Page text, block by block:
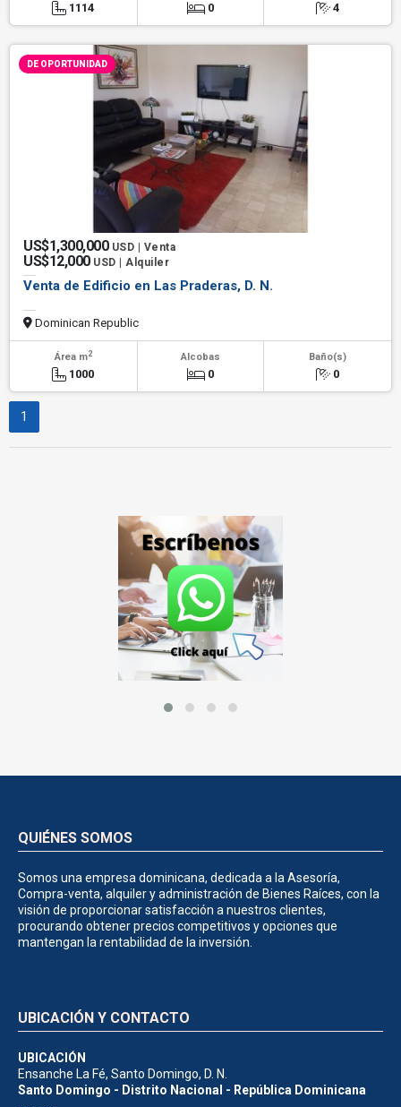
1114 0 4
DE OPORTUNIDAD
US$1,300,000 USD | Venta
US$12,000 USD | Alquiler
Venta de Edificio en Las Praderas, D. N.
Dominican Republic
Área m2
1000
Alcobas
0
Baño(s)
0
1
QUIÉNES SOMOS
Somos una empresa dominicana, dedicada a la Asesoría,
Compra-venta, alquiler y administración de Bienes Raíces, con la
visión de proporcionar satisfacción a nuestros clientes,
procurando obtener precios competitivos y opciones que
mantengan la rentabilidad de la inversión.
UBICACIÓN Y CONTACTO
UBICACIÓN
Ensanche La Fé, Santo Domingo, D. N.
Santo Domingo - Distrito Nacional - República Dominicana